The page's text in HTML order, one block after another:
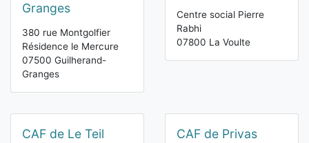
Granges
380 rue Montgolfier
Résidence le Mercure
07500 Guilherand-
Granges
Centre social Pierre
Rabhi
07800 La Voulte
CAF de Le Teil CAF de Privas